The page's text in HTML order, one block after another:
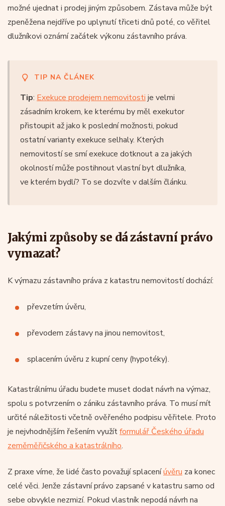
možné ujednat i prodej jiným způsobem. Zástava může být
zpeněžena nejdříve po uplynutí třiceti dnů poté, co věřitel
dlužníkovi oznámí začátek výkonu zástavního práva.
TIP NA ČLÁNEK
Tip: Exekuce prodejem nemovitosti je velmi
zásadním krokem, ke kterému by měl exekutor
přistoupit až jako k poslední možnosti, pokud
ostatní varianty exekuce selhaly. Kterých
nemovitostí se smí exekuce dotknout a za jakých
okolností může postihnout vlastní byt dlužníka,
ve kterém bydlí? To se dozvíte v dalším článku.
Jakými způsoby se dá zástavní právo
vymazat?
K výmazu zástavního práva z katastru nemovitostí dochází:
převzetím úvěru,
převodem zástavy na jinou nemovitost,
splacením úvěru z kupní ceny (hypotéky).
Katastrálnímu úřadu budete muset dodat návrh na výmaz,
spolu s potvrzením o zániku zástavního práva. To musí mít
určité náležitosti včetně ověřeného podpisu věřitele. Proto
je nejvhodnějším řešením využítformulář Českého úřadu
zeměměřičského a katastrálního.
Z praxe víme, že lidé často považují splaceníúvěru za konec
celé věci. Jenže zástavní právo zapsané v katastru samo od
sebe obvykle nezmizí. Pokud vlastník nepodá návrh na